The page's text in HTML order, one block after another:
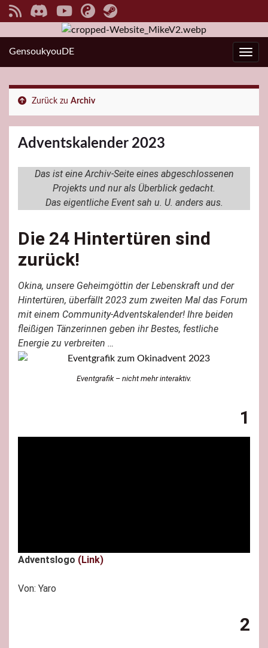
GensoukyouDE
Zurück zu Archiv
Adventskalender 2023
Das ist eine Archiv-Seite eines abgeschlossenen
Projekts und nur als Überblick gedacht.
Das eigentliche Event sah u. U. anders aus.
Die 24 Hintertüren sind
zurück!
Okina, unsere Geheimgöttin der Lebenskraft und der
Hintertüren, überfällt 2023 zum zweiten Mal das Forum
mit einem Community-Adventskalender! Ihre beiden
fleißigen Tänzerinnen geben ihr Bestes, festliche
Energie zu verbreiten …
Eventgrafik – nicht mehr interaktiv.
1
Adventslogo (Link)
Von: Yaro
2